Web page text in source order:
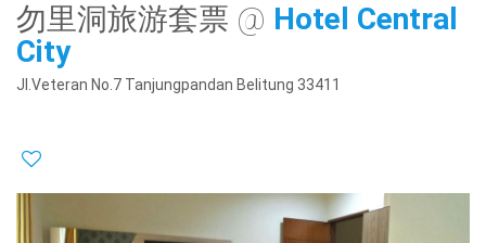
勿里洞旅游套票 @ Hotel Central
City
Jl.Veteran No.7 Tanjungpandan Belitung 33411